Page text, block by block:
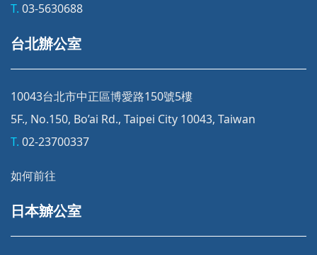
T. 03-5630688
台北辦公室
10043台北市中正區博愛路150號5樓
5F., No.150, Bo’ai Rd., Taipei City 10043, Taiwan
T. 02-23700337
如何前往
日本辧公室